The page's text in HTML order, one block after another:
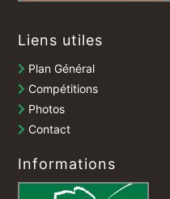
Liens utiles
Plan Général
Compétitions
Photos
Contact
Informations